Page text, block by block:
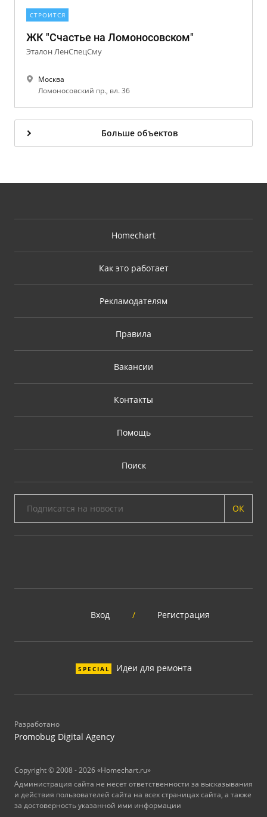
СТРОИТСЯ
ЖК "Счастье на Ломоносовском"
Эталон ЛенСпецСму
Москва
Ломоносовский пр., вл. 36
Больше объектов
Homechart
Как это работает
Рекламодателям
Правила
Вакансии
Контакты
Помощь
Поиск
ОК
Вход / Регистрация
SPECIAL Идеи для ремонта
Разработано
Promobug Digital Agency
Copyright © 2008 - 2026 «Homechart.ru»
Администрация сайта не несет ответственности за высказывания
и действия пользователей сайта на всех страницах сайта, а также
за достоверность указанной ими информации